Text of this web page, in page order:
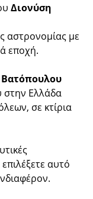
Διονύση
αστρονομίας με
εποχή.
Ελλάδα
σε κτίρια
αυτό